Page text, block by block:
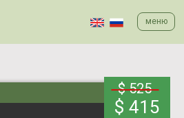
меню
$ 525
$ 415